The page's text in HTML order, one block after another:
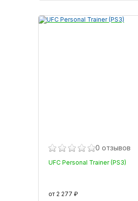
0 отзывов
UFC Personal Trainer (PS3)
от 2 277 ₽